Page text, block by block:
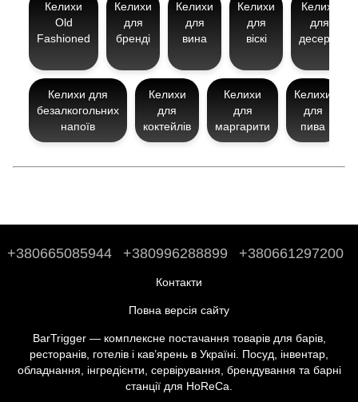
Келихи
Old
Fashioned
Келихи
для
бренді
Келихи
для
вина
Келихи
для
віскі
Келихи
для
десерту
Келихи для
безалкогольних
напоїв
Келихи
для
коктейлів
Келихи
для
маргарити
Келихи
для
пива
+380665085944 +380996288899 +380661297200
Контакти
Повна версія сайту
BarTrigger — комплексне постачання товарів для барів,
ресторанів, готелів і кав’ярень в Україні. Посуд, інвентар,
обладнання, інгредієнти, сервірування, брендування та барні
станції для HoReCa.